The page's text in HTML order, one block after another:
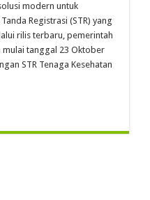
modern untuk
Registrasi (STR) yang
rilis terbaru, pemerintah
tanggal 23 Oktober
STR Tenaga Kesehatan